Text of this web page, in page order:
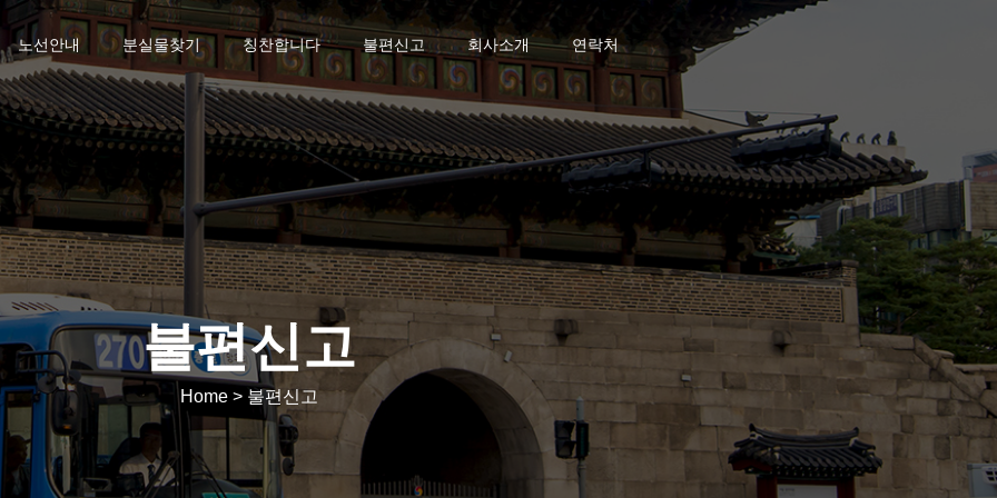
노선안내 분실물찾기 칭찬합니다 불편신고 회사소개 연락처
불편신고
Home > 불편신고